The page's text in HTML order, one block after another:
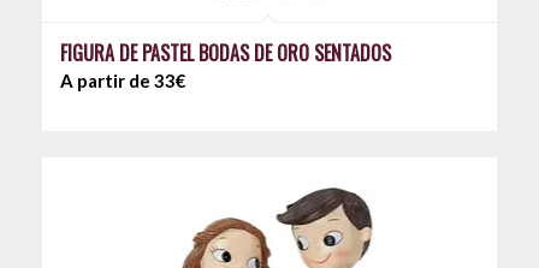
FIGURA DE PASTEL BODAS DE ORO SENTADOS
A partir de 33€